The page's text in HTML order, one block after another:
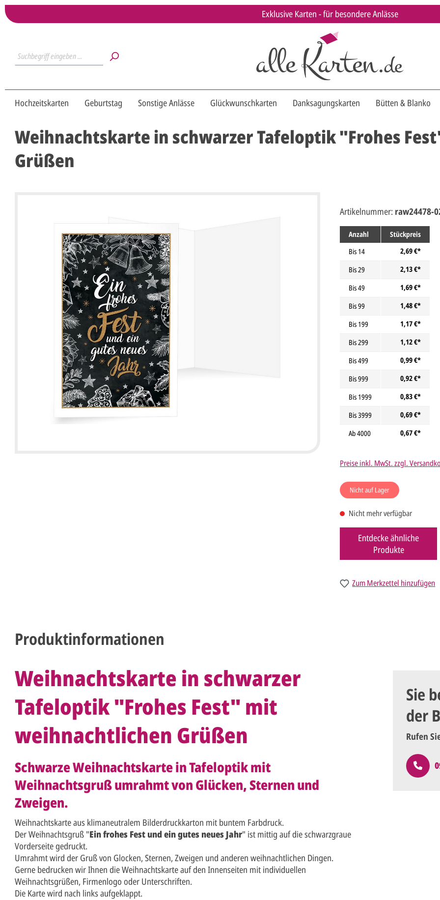
Exklusive Karten - für besondere Anlässe
Hochzeitskarten Geburtstag Sonstige Anlässe Glückwunschkarten Danksagungskarten Bütten & Blanko
Weihnachtskarte in schwarzer Tafeloptik "Frohes
Grüßen
Anzahl
Stückpreis
Bis 14
2,69 €*
Bis29
2,13 €*
Bis49
1,69 €*
Bis99
1,48 €*
Bis 199
1,17 €*
Bis299
1,12 €*
Bis499
0,99 €*
Bis999
0,92 €*
Bis 1999
0,83 €*
Bis3999
0,69 €*
Ab4000 0,67 €*
Preise inkl. MwSt. zzgl.
Nicht auf Lager
Nicht mehr verfügbar
Entdecke ähnliche
Produkte
Zum Merkzettel hinzufügen
Artikelnummer: raw24478-
Produktinformationen
Weihnachtskarte in schwarzer
Tafeloptik "Frohes Fest" mit
weihnachtlichen Grüßen
Schwarze Weihnachtskarte in Tafeloptik mit
Weihnachtsgruß umrahmt von Glücken, Sternen und
Zweigen.
Weihnachtskarte aus klimaneutralem Bilderdruckkarton mit buntem Farbdruck.
Der Weihnachtsgruß "Ein frohes Fest und ein gutes neues Jahr" ist mittig auf die schwarzgraue
Vorderseite gedruckt.
Umrahmt wird der Gruß von Glocken, Sternen, Zweigen und anderen weihnachtlichen Dingen.
Gerne bedrucken wir Ihnen die Weihnachtskarte auf den Innenseiten mit individuellen
Weihnachtsgrüßen, Firmenlogo oder Unterschriften.
Die Karte wird nach links aufgeklappt.
Sie
der
Rufen